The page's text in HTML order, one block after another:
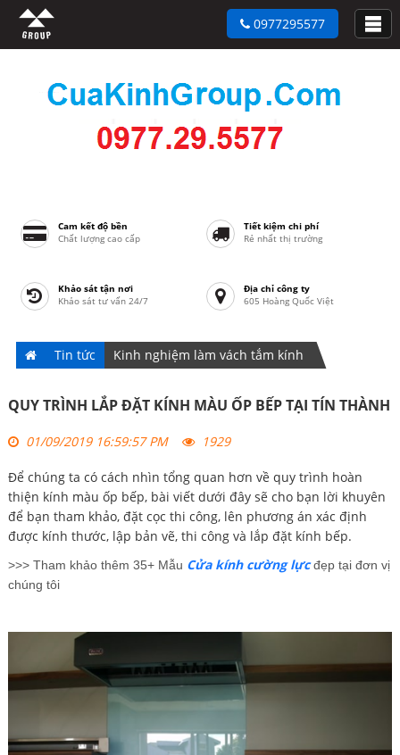
Cam kết độ bền
Chất lượng cao cấp
Tiết kiệm chi phí
Rẻ nhất thị trường
Khảo sát tận nơi
Khảo sát tư vấn 24/7
Địa chỉ công ty
605 Hoàng Quốc Việt
0977295577
Tin tức Kinh nghiệm làm vách tắm kính
QUY TRÌNH LẮP ĐẶT KÍNH MÀU ỐP BẾP TẠI TÍN THÀNH
01/09/2019 16:59:57 PM 1929
Để chúng ta có cách nhìn tổng quan hơn về quy trình hoàn
thiện kính màu ốp bếp, bài viết dưới đây sẽ cho bạn lời khuyên
để bạn tham khảo, đặt cọc thi công, lên phương án xác định
được kính thước, lập bản vẽ, thi công và lắp đặt kính bếp.
>>> Tham khảo thêm 35+ Mẫu Cửa kính cường lựcđẹp tại đơn vị
chúng tôi